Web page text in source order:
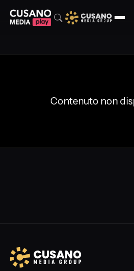
Contenuto non